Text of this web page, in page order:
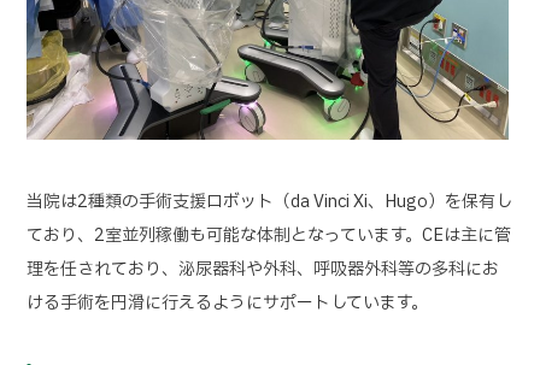
当院は2種類の手術支援ロボット（da Vinci Xi、Hugo）を保有し
ており、2室並列稼働も可能な体制となっています。CEは主に管
理を任されており、泌尿器科や外科、呼吸器外科等の多科にお
ける手術を円滑に行えるようにサポートしています。